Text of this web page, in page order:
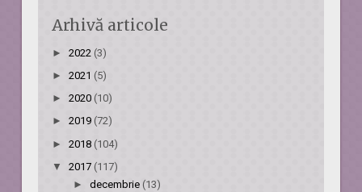
Arhivă articole
►2022 (3)
►2021(5)
►2020 (10)
►2019 (72)
►2018 (104)
▼2017(117)
► decembrie (13)